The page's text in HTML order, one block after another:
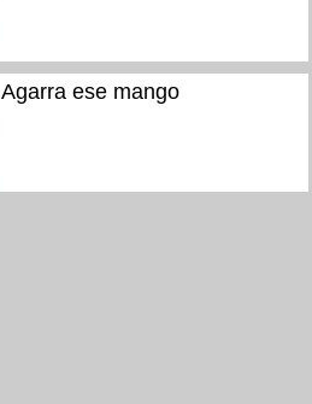
Agarra ese mango